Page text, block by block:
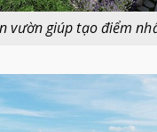
vườn giúp tạo điểm